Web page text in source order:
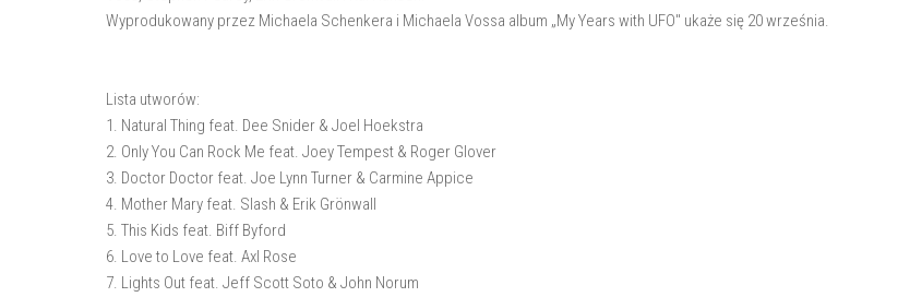
Wyprodukowany przez Michaela Schenkera i Michaela Vossa album „My Years with UFO" ukaże się 20 września.
Lista utworów:
1. Natural Thing feat. Dee Snider & Joel Hoekstra
2. Only You Can Rock Me feat. Joey Tempest & Roger Glover
3. Doctor Doctor feat. Joe Lynn Turner & Carmine Appice
4. Mother Mary feat. Slash & Erik Grönwall
5. This Kids feat. Biff Byford
6. Love to Love feat. Axl Rose
7. Lights Out feat. Jeff Scott Soto & John Norum